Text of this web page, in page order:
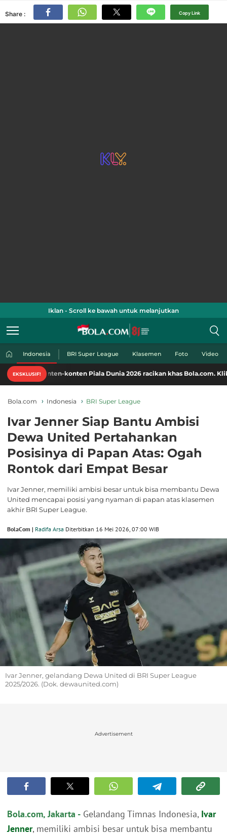
Share : Copy Link
Iklan - Scroll ke bawah untuk melanjutkan
Indonesia BRI Super League Klasemen Foto Video
EKSKLUSIF!
konten Piala Dunia 2026 racikan khas Bola.com. Klik di sini!
Bola.com Indonesia BRI Super League
Ivar Jenner Siap Bantu Ambisi
Dewa United Pertahankan
Posisinya di Papan Atas: Ogah
Rontok dari Empat Besar
Ivar Jenner, memiliki ambisi besar untuk bisa membantu Dewa
United mencapai posisi yang nyaman di papan atas klasemen
akhir BRI Super League.
BolaCom | Radifa Arsa Diterbitkan 16 Mei 2026, 07:00 WIB
Ivar Jenner, gelandang Dewa United di BRI Super League
2025/2026. (Dok. dewaunited.com)
Advertisement
Bola.com, Jakarta - Gelandang Timnas Indonesia, Ivar
Jenner, memiliki ambisi besar untuk bisa membantu